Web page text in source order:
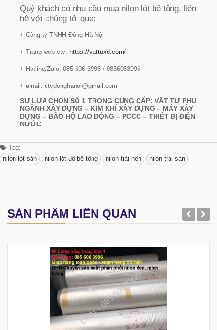
Quý khách có nhu cầu mua nilon lót bê tông, liên
hệ với chúng tôi qua:
+ Công ty TNHH Đông Hà Nội
+ Trang web cty: https://vattuxd.com/
+ Hotline/Zalo: 085 606 3996 / 0856063996
+ email: ctydonghanoi@gmail.com
SỰ LỰA CHỌN SỐ 1 TRONG CUNG CẤP: VẬT TƯ PHỤ
NGÀNH XÂY DỰNG – KIM KHÍ XÂY DỰNG – MÁY XÂY
DỰNG – BẢO HỘ LAO ĐỘNG – PCCC – THIẾT BỊ ĐIỆN
NƯỚC
Tag:
nilon lót sàn
nilon lót đổ bê tông nilon trải nền nilon trải sàn
SẢN PHẨM LIÊN QUAN